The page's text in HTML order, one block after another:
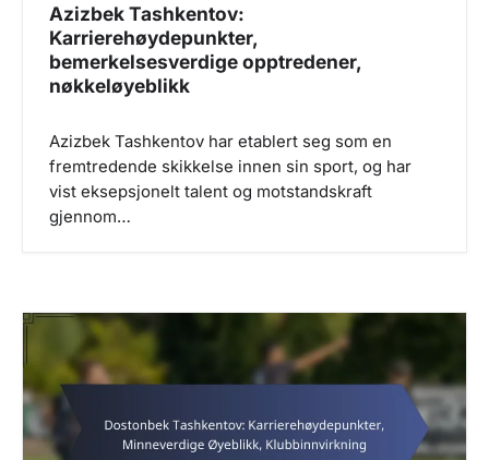
Azizbek Tashkentov:
Karrierehøydepunkter,
bemerkelsesverdige opptredener,
nøkkeløyeblikk
Azizbek Tashkentov har etablert seg som en
fremtredende skikkelse innen sin sport, og har
vist eksepsjonelt talent og motstandskraft
gjennom…